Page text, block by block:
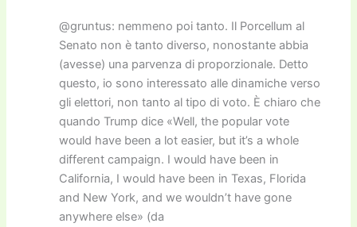
@gruntus: nemmeno poi tanto. Il Porcellum al
Senato non è tanto diverso, nonostante abbia
(avesse) una parvenza di proporzionale. Detto
questo, io sono interessato alle dinamiche verso
gli elettori, non tanto al tipo di voto. È chiaro che
quando Trump dice «Well, the popular vote
would have been a lot easier, but it’s a whole
different campaign. I would have been in
California, I would have been in Texas, Florida
and New York, and we wouldn’t have gone
anywhere else» (da